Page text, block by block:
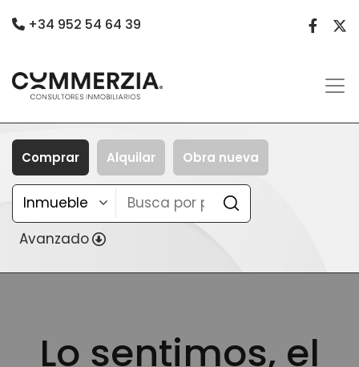
+34 952 54 64 39
Comprar Alquilar Obra nueva
Avanzado
Lo sentimos, el